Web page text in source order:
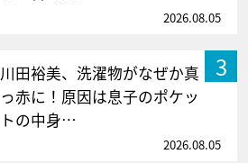
2026.08.05
3
川田裕美、洗濯物がなぜか真
っ赤に！原因は息子のポケッ
トの中身…
2026.08.05